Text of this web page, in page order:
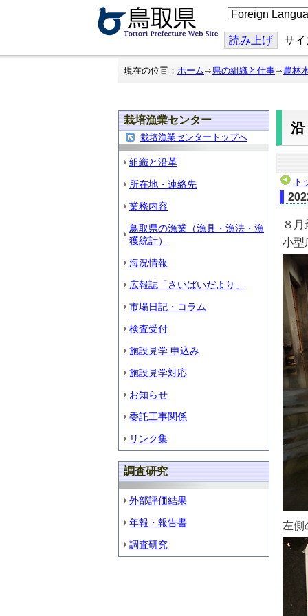
こ
の
ジ
を
翻
読み上げ サ
現在の位置： ホーム 県の組織と仕事 農林
栽培漁業センター
栽培漁業センタートップへ
組織と沿革
所在地・連絡先
業務内容
鳥取県の漁業（漁具・漁法・漁
獲統計）
海況情報
広報誌「さいばいだより」
市場日記・コラム
検査受付
施設見学 申込み
施設見学対応
お知らせ
委託工事関係
リンク集
調査研究
外部評価結果
年報・報告書
調査研究
ト
８
小型
左側